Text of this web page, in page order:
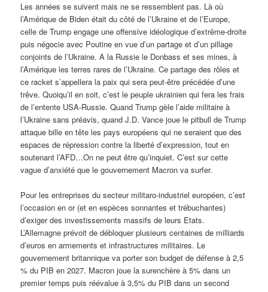
Les années se suivent mais ne se ressemblent pas. Là où
l’Amérique de Biden était du côté de l’Ukraine et de l’Europe,
celle de Trump engage une offensive idéologique d’extrême-droite
puis négocie avec Poutine en vue d’un partage et d’un pillage
conjoints de l’Ukraine. A la Russie le Donbass et ses mines, à
l’Amérique les terres rares de l’Ukraine. Ce partage des rôles et
ce racket s’appellera la paix qui sera peut-être précédée d’une
trêve. Quoiqu’il en soit, c’est le peuple ukrainien qui fera les frais
de l’entente USA-Russie. Quand Trump gèle l’aide militaire à
l’Ukraine sans préavis, quand J.D. Vance joue le pitbull de Trump
attaque bille en tête les pays européens qui ne seraient que des
espaces de répression contre la liberté d’expression, tout en
soutenant l’AFD…On ne peut être qu’inquiet. C’est sur cette
vague d’anxiété que le gouvernement Macron va surfer.
Pour les entreprises du secteur militaro-industriel européen, c’est
l’occasion en or (et en espèces sonnantes et trébuchantes)
d’exiger des investissements massifs de leurs Etats.
L’Allemagne prévoit de débloquer plusieurs centaines de milliards
d’euros en armements et infrastructures militaires. Le
gouvernement britannique va porter son budget de défense à 2,5
% du PIB en 2027. Macron joue la surenchère à 5% dans un
premier temps puis réévalue à 3,5% du PIB dans un second